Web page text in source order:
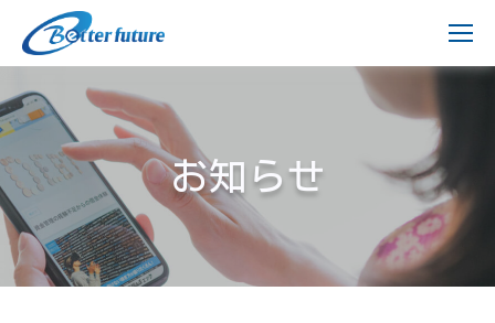
お知らせ